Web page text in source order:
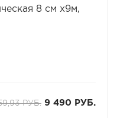
8 см х9м,
РУБ. 9 490 РУБ.